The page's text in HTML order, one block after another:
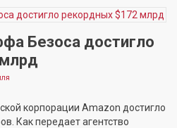
Безоса достигло
корпорации Amazon достигло
Как передает агентство